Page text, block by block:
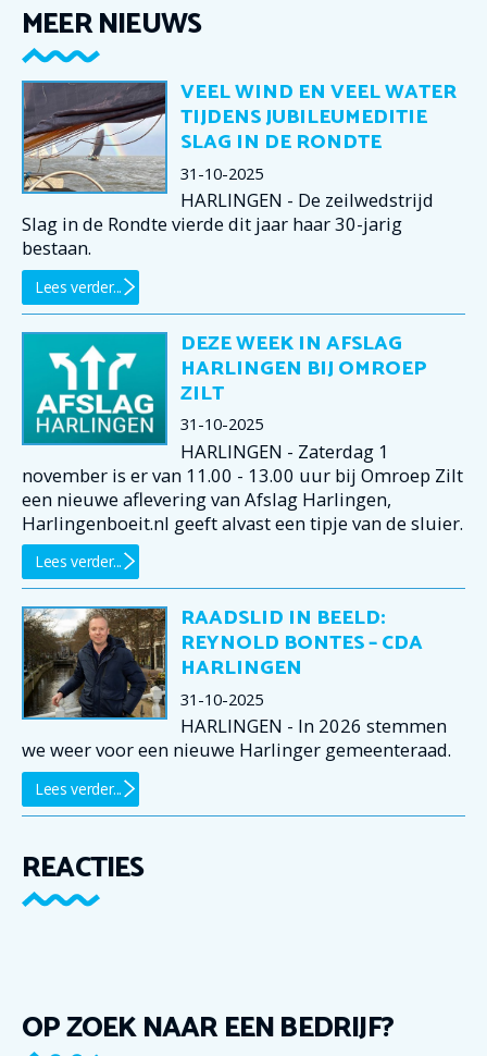
MEER NIEUWS
VEEL WIND EN VEEL WATER
TIJDENS JUBILEUMEDITIE
SLAG IN DE RONDTE
31-10-2025
HARLINGEN - De zeilwedstrijd
Slag in de Rondte vierde dit jaar haar 30-jarig
bestaan.
Lees verder...
DEZE WEEK IN AFSLAG
HARLINGEN BIJ OMROEP
ZILT
31-10-2025
HARLINGEN - Zaterdag 1
november is er van 11.00 - 13.00 uur bij Omroep Zilt
een nieuwe aflevering van Afslag Harlingen,
Harlingenboeit.nl geeft alvast een tipje van de sluier.
Lees verder...
RAADSLID IN BEELD:
REYNOLD BONTES – CDA
HARLINGEN
31-10-2025
HARLINGEN - In 2026 stemmen
we weer voor een nieuwe Harlinger gemeenteraad.
Lees verder...
REACTIES
OP ZOEK NAAR EEN BEDRIJF?